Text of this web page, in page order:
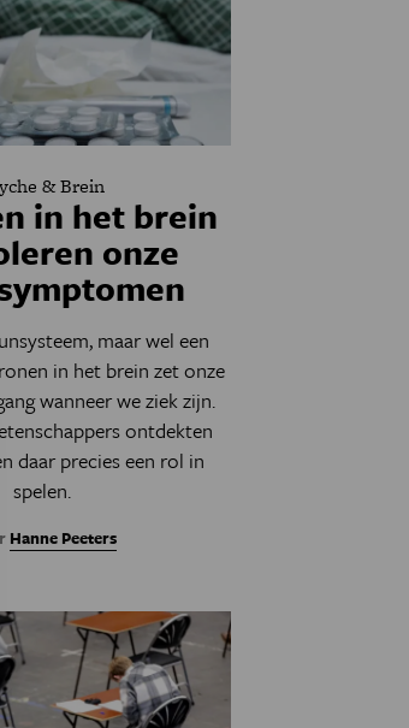
& Brein
in het brein
onze
maar wel een
in het brein zet onze
wanneer we ziek zijn.
ontdekten
daar precies een rol in
spelen.
Hanne Peeters